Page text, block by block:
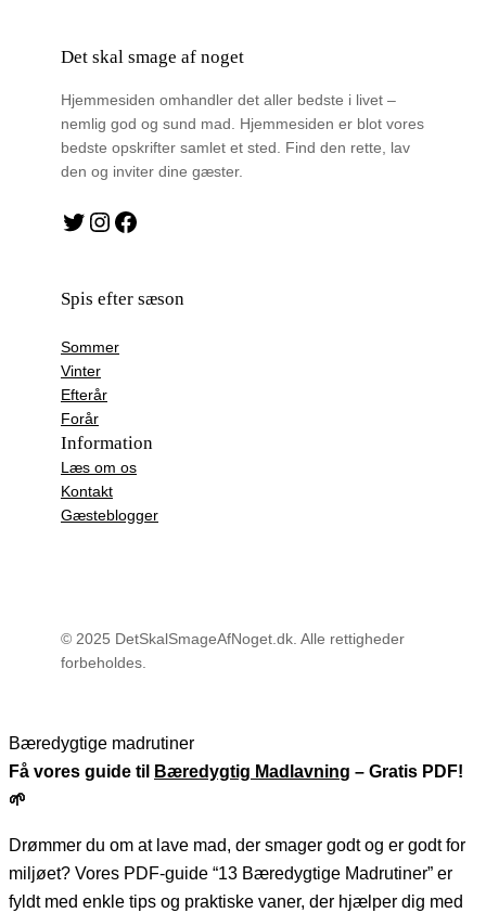
Det skal smage af noget
Hjemmesiden omhandler det aller bedste i livet –
nemlig god og sund mad. Hjemmesiden er blot vores
bedste opskrifter samlet et sted. Find den rette, lav
den og inviter dine gæster.
Twitter Instagram Facebook
Spis efter sæson
Sommer
Vinter
Efterår
Forår
Information
Læs om os
Kontakt
Gæsteblogger
© 2025 DetSkalSmageAfNoget.dk. Alle rettigheder
forbeholdes.
Bæredygtige madrutiner
Få vores guide til Bæredygtig Madlavning – Gratis PDF!
🌱
Drømmer du om at lave mad, der smager godt og er godt for
miljøet? Vores PDF-guide “13 Bæredygtige Madrutiner” er
fyldt med enkle tips og praktiske vaner, der hjælper dig med